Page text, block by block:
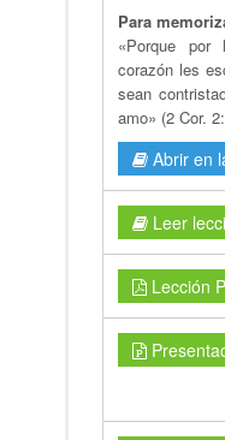
Para
«Porque
corazón les
sean
amo» (2 Cor.
Abrir en
Leer
Lección